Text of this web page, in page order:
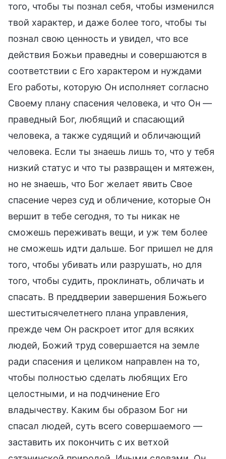
того, чтобы ты познал себя, чтобы изменился
твой характер, и даже более того, чтобы ты
познал свою ценность и увидел, что все
действия Божьи праведны и совершаются в
соответствии с Его характером и нуждами
Его работы, которую Он исполняет согласно
Своему плану спасения человека, и что Он —
праведный Бог, любящий и спасающий
человека, а также судящий и обличающий
человека. Если ты знаешь лишь то, что у тебя
низкий статус и что ты развращен и мятежен,
но не знаешь, что Бог желает явить Свое
спасение через суд и обличение, которые Он
вершит в тебе сегодня, то ты никак не
сможешь переживать вещи, и уж тем более
не сможешь идти дальше. Бог пришел не для
того, чтобы убивать или разрушать, но для
того, чтобы судить, проклинать, обличать и
спасать. В преддверии завершения Божьего
шеститысячелетнего плана управления,
прежде чем Он раскроет итог для всяких
людей, Божий труд совершается на земле
ради спасения и целиком направлен на то,
чтобы полностью сделать любящих Его
целостными, и на подчинение Его
владычеству. Каким бы образом Бог ни
спасал людей, суть всего совершаемого —
заставить их покончить с их ветхой